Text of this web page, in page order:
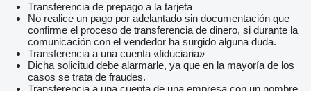
Transferencia de prepago a la tarjeta
No realice un pago por adelantado sin documentación que
confirme el proceso de transferencia de dinero, si durante la
comunicación con el vendedor ha surgido alguna duda.
Transferencia a una cuenta «fiduciaria»
Dicha solicitud debe alarmarle, ya que en la mayoría de los
casos se trata de fraudes.